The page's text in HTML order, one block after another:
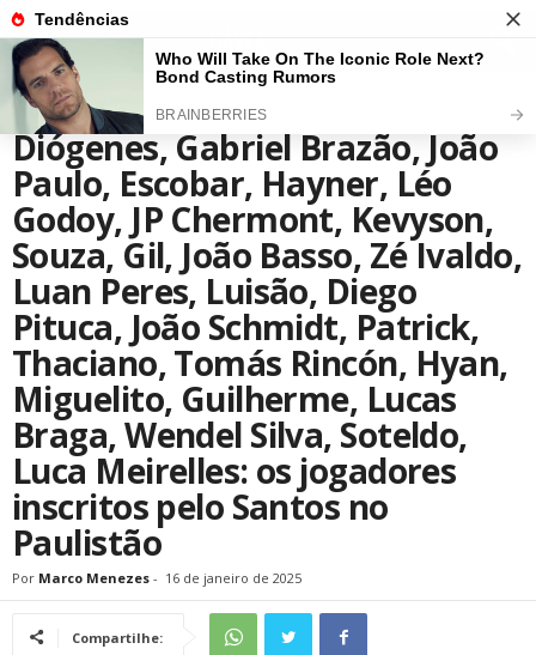
SANTOS
Diógenes, Gabriel Brazão, João
Paulo, Escobar, Hayner, Léo
Godoy, JP Chermont, Kevyson,
Souza, Gil, João Basso, Zé Ivaldo,
Luan Peres, Luisão, Diego
Pituca, João Schmidt, Patrick,
Thaciano, Tomás Rincón, Hyan,
Miguelito, Guilherme, Lucas
Braga, Wendel Silva, Soteldo,
Luca Meirelles: os jogadores
inscritos pelo Santos no
Paulistão
Por Marco Menezes - 16 de janeiro de 2025
Compartilhe: